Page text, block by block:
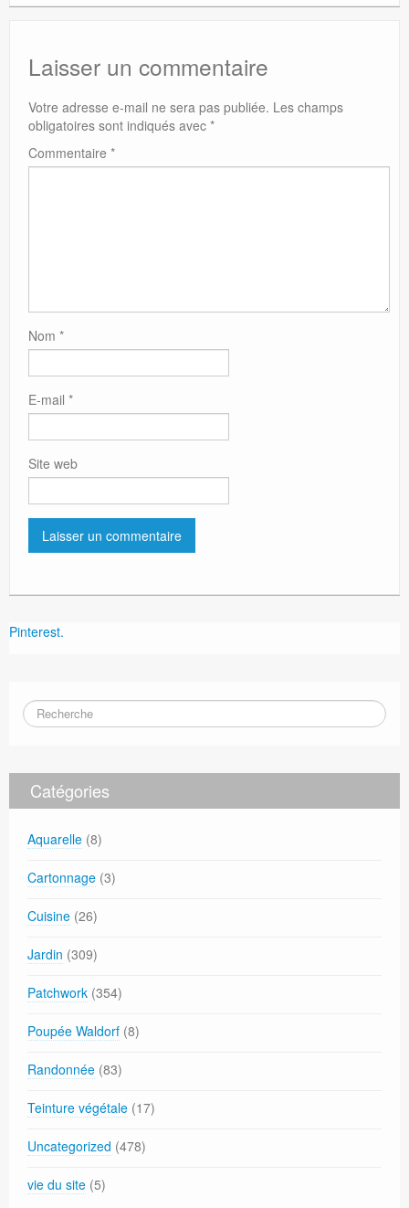
Laisser un commentaire
Votre adresse e-mail ne sera pas publiée. Les champs
obligatoires sont indiqués avec *
Commentaire *
Nom *
E-mail *
Site web
Pinterest.
Catégories
Aquarelle (8)
Cartonnage (3)
Cuisine (26)
Jardin (309)
Patchwork (354)
Poupée Waldorf (8)
Randonnée (83)
Teinture végétale (17)
Uncategorized (478)
vie du site (5)